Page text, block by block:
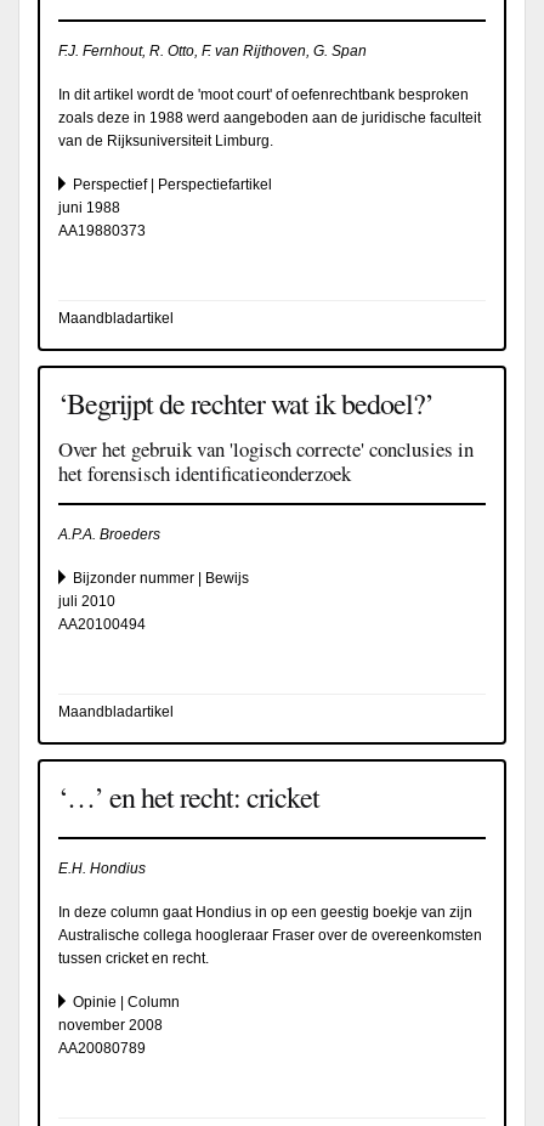
F.J. Fernhout, R. Otto, F. van Rijthoven, G. Span
In dit artikel wordt de 'moot court' of oefenrechtbank besproken
zoals deze in 1988 werd aangeboden aan de juridische faculteit
van de Rijksuniversiteit Limburg.
Perspectief | Perspectiefartikel
juni 1988
AA19880373
Maandbladartikel
‘Begrijpt de rechter wat ik bedoel?’
Over het gebruik van 'logisch correcte' conclusies in
het forensisch identificatieonderzoek
A.P.A. Broeders
Bijzonder nummer | Bewijs
juli 2010
AA20100494
Maandbladartikel
‘…’ en het recht: cricket
E.H. Hondius
In deze column gaat Hondius in op een geestig boekje van zijn
Australische collega hoogleraar Fraser over de overeenkomsten
tussen cricket en recht.
Opinie | Column
november 2008
AA20080789